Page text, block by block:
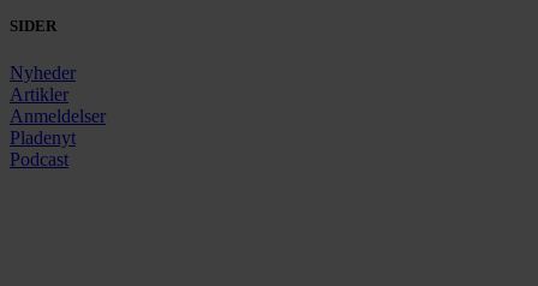
SIDER
Nyheder
Artikler
Anmeldelser
Pladenyt
Podcast